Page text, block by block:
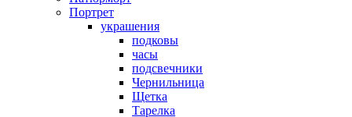
Портрет
украшения
подковы
часы
подсвечники
Чернильница
Щетка
Тарелка